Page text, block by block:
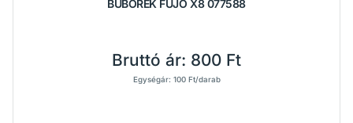
BUBORÉK FÚJÓ X8 077588
Bruttó ár: 800 Ft
Egységár: 100 Ft/darab